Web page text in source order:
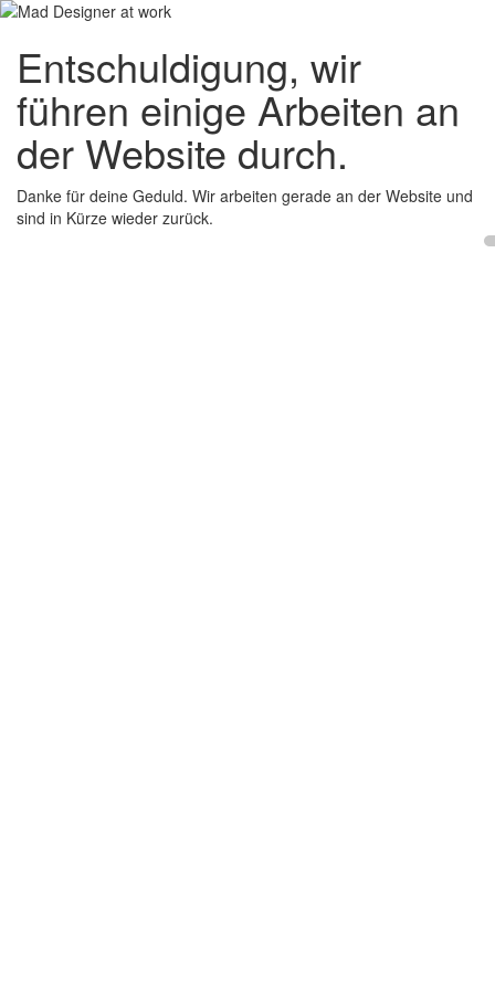
Entschuldigung, wir
führen einige Arbeiten an
der Website durch.
Danke für deine Geduld. Wir arbeiten gerade an der Website und
sind in Kürze wieder zurück.